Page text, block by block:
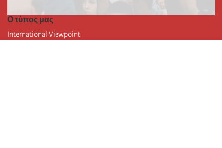
Ο τύπος μας
International Viewpoint